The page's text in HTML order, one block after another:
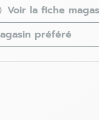
Voir la fiche
préféré